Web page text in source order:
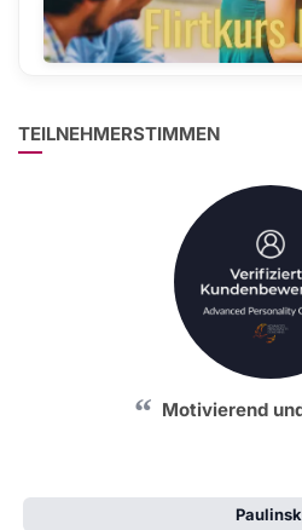
TEILNEHMERSTIMMEN
Motivierend
Praxisnah und
Anonym